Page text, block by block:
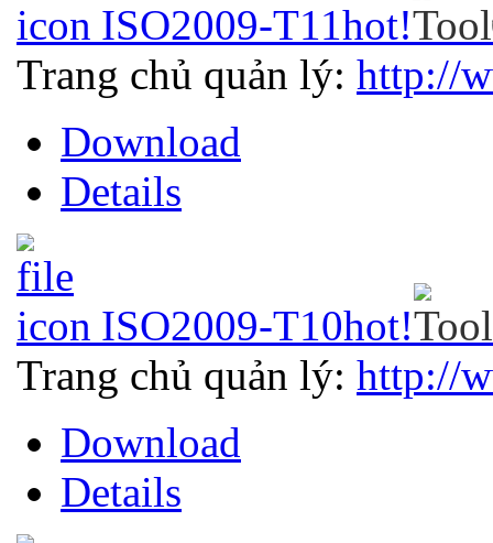
ISO2009-T11hot!
Trang chủ quản lý: http://
Download
Details
ISO2009-T10hot!
Trang chủ quản lý: http://
Download
Details